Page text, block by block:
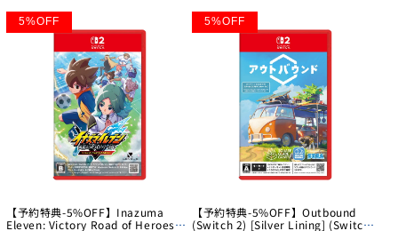
5%OFF
【予約特典-5%OFF】Inazuma
Eleven: Victory Road of Heroes
5%OFF
【予約特典-5%OFF】Outbound
(Switch 2) [Silver Lining] (Switch